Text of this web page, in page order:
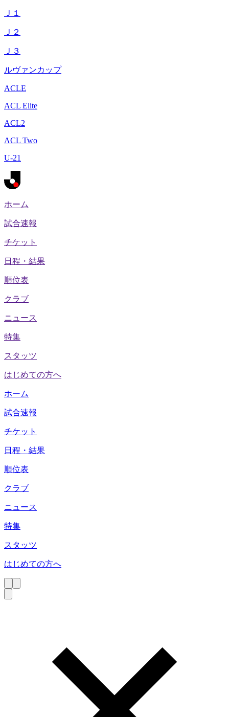
Ｊ１
Ｊ２
Ｊ３
ルヴァンカップ
ACLE
ACL Elite
ACL2
ACL Two
U-21
ホーム
試合速報
チケット
日程・結果
順位表
クラブ
ニュース
特集
スタッツ
はじめての方へ
ホーム
試合速報
チケット
日程・結果
順位表
クラブ
ニュース
特集
スタッツ
はじめての方へ